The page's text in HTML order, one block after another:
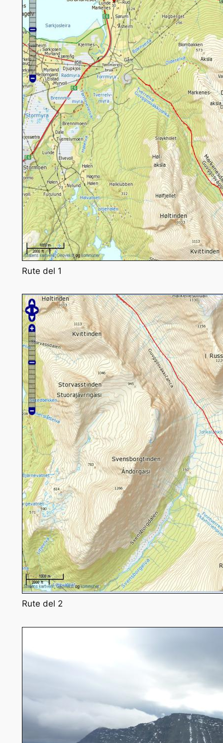
Rute del 1
Rute del 2